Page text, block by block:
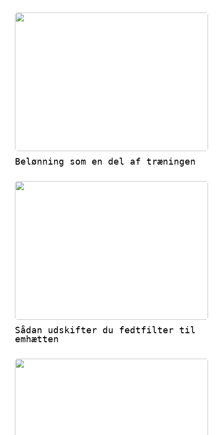
Belønning som en del af træningen
Sådan udskifter du fedtfilter til
emhætten